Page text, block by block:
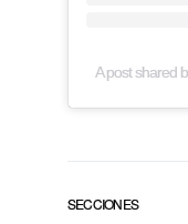
A post shared
SECCIONES